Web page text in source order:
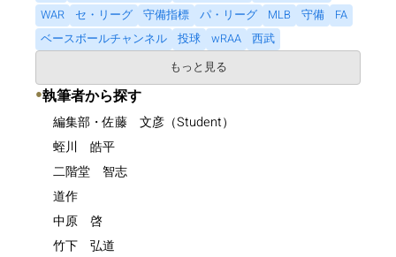
WAR
セ・リーグ 守備指標 パ・リーグ MLB 守備
FA
ベースボールチャンネル
投球 wRAA
西武
もっと見る
●執筆者から探す
編集部・佐藤 文彦（Student）
蛭川 皓平
二階堂 智志
道作
中原 啓
竹下 弘道